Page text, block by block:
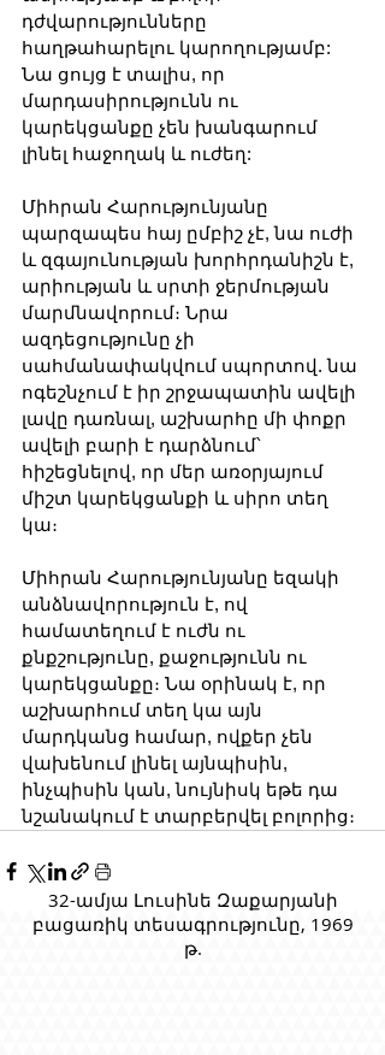
դժվարությունները
հաղթահարելու կարողությամբ:
Նա ցույց է տալիս, որ
մարդասիրությունն ու
կարեկցանքը չեն խանգարում
լինել հաջողակ և ուժեղ:
Միհրան Հարությունյանը
պարզապես հայ ըմբիշ չէ, նա ուժի
և զգայունության խորհրդանիշն է,
արիության և սրտի ջերմության
մարմնավորում։ Նրա
ազդեցությունը չի
սահմանափակվում սպորտով. նա
ոգեշնչում է իր շրջապատին ավելի
լավը դառնալ, աշխարհը մի փոքր
ավելի բարի է դարձնում՝
հիշեցնելով, որ մեր առօրյայում
միշտ կարեկցանքի և սիրո տեղ
կա։
Միհրան Հարությունյանը եզակի
անձնավորություն է, ով
համատեղում է ուժն ու
քնքշությունը, քաջությունն ու
կարեկցանքը։ Նա օրինակ է, որ
աշխարհում տեղ կա այն
մարդկանց համար, ովքեր չեն
վախենում լինել այնպիսին,
ինչպիսին կան, նույնիսկ եթե դա
նշանակում է տարբերվել բոլորից։
32-ամյա Լուսինե Զաքարյանի
բացառիկ տեսագրությունը, 1969
թ.